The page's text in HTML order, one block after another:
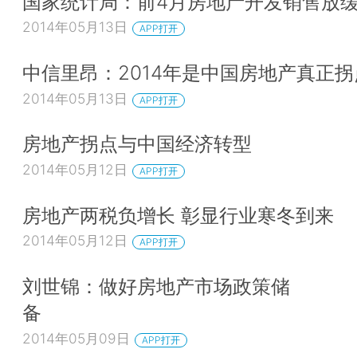
2014年05月13日 APP打开
中信里昂：2014年是中国房地产真正
2014年05月13日 APP打开
房地产拐点与中国经济转型
2014年05月12日 APP打开
房地产两税负增长 彰显行业寒冬到来
2014年05月12日 APP打开
刘世锦：做好房地产市场政策储
备
2014年05月09日 APP打开